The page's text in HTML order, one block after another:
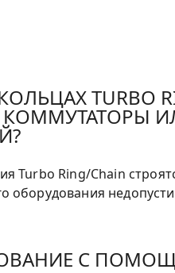
TURBO
КОММУТАТОРЫ
Turbo Ring/Chain
оборудования
С